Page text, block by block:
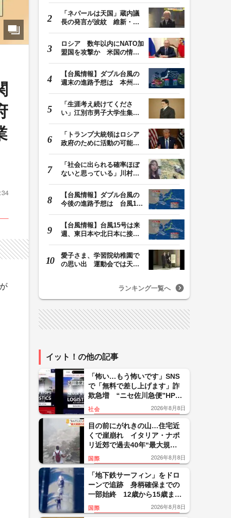
「ネパールは天国」蔵内議
長の発言が波紋 維新・吉
ロシア 数年以内にNATO加
盟国を攻撃か 米国の情報
【台風情報】ダブル台風の
週末の進路予想は 本州は
「生涯考え続けてくださ
い」江別市男子大学生集団
「トランプ大統領はロシア
政府のために活動の可能
「社会に出られる確率ほぼ
ないと思っている」川村葉
【台風情報】ダブル台風の
今後の進路予想は 台風13
【台風情報】台風15号は来
週、東日本や北日本に接近
愛子さま、学習院幼稚園で
の思い出 運動会では天皇
ランキング一覧へ
イット！の他の記事
「怖い…もう怖いです」SNS
で「無料で差し上げます」詐
欺急増 “ニセ佐川急便”HPに
誘導、個人情報要求 佐川急
便「断じて許されない」怒り
社会 2026年8月8日
目の前にがれきの山…住宅近
くで崖崩れ イタリア・ナポ
リ近郊で過去40年“最大規
模”地震 26人負傷300人避難
国際 2026年8月8日
「地下鉄サーフィン」をドロ
ーンで追跡 身柄確保までの
一部始終 12歳から15歳まで
の少年5人を逮捕 ニューヨー
ク
国際 2026年8月8日